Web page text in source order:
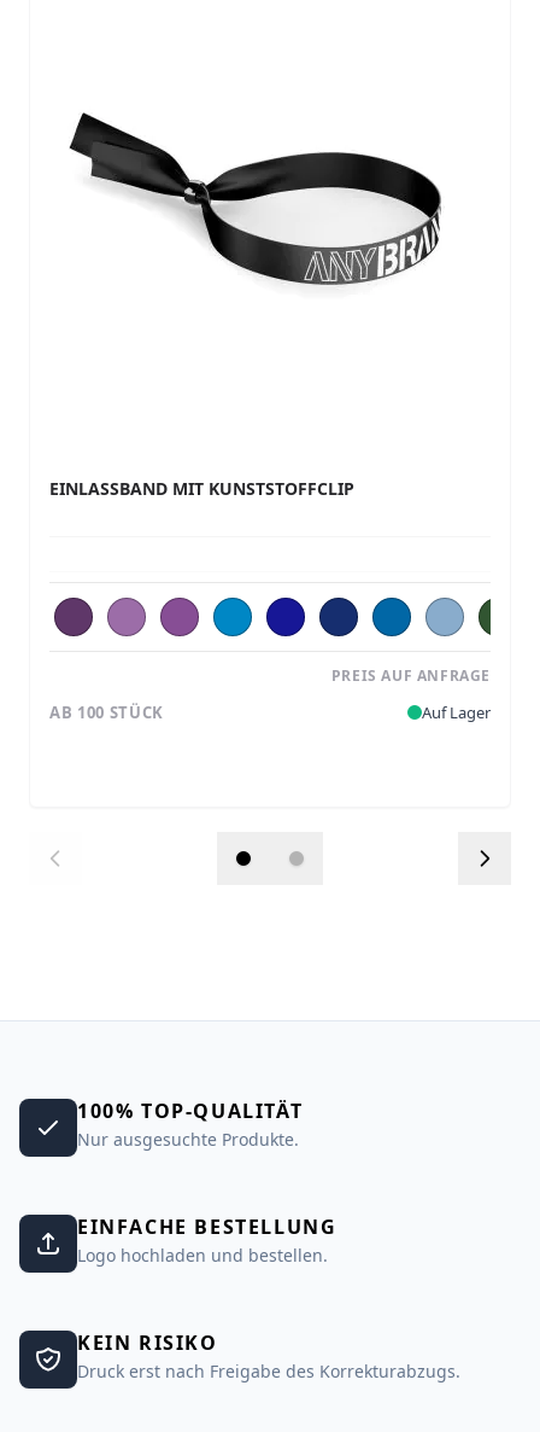
EINLASSBAND MIT KUNSTSTOFFCLIP
PREIS AUF ANFRAGE
AB 100 STÜCK Auf Lager
100% TOP-QUALITÄT
Nur ausgesuchte Produkte.
EINFACHE BESTELLUNG
Logo hochladen und bestellen.
KEIN RISIKO
Druck erst nach Freigabe des Korrekturabzugs.